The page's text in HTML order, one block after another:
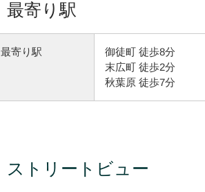
最寄り駅
最寄り駅
御徒町 徒歩8分
末広町 徒歩2分
秋葉原 徒歩7分
ストリートビュー